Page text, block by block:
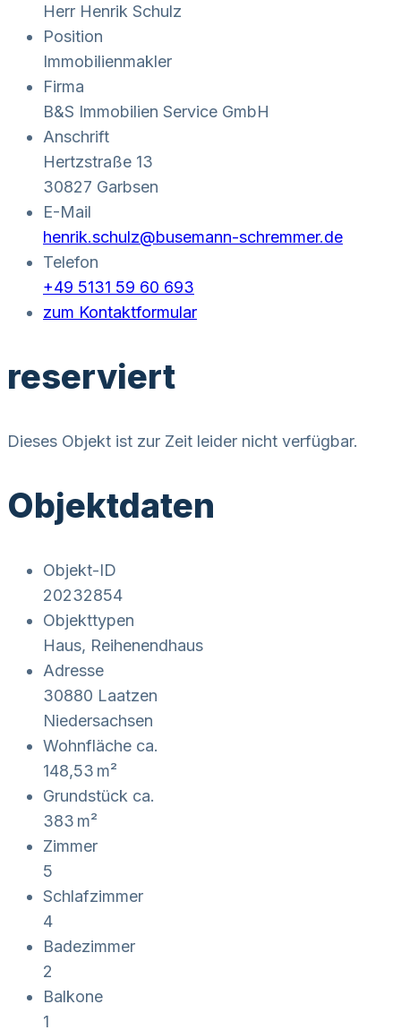
Herr Henrik Schulz
Position
Immobilienmakler
Firma
B&S Immobilien Service GmbH
Anschrift
Hertzstraße 13
30827 Garbsen
E-Mail
henrik.schulz@busemann-schremmer.de
Telefon
+49 5131 59 60 693
zum Kontaktformular
reserviert
Dieses Objekt ist zur Zeit leider nicht verfügbar.
Objektdaten
Objekt-ID
20232854
Objekttypen
Haus, Reihenendhaus
Adresse
30880 Laatzen
Niedersachsen
Wohnfläche ca.
148,53 m²
Grund­stück ca.
383 m²
Zimmer
5
Schlafzimmer
4
Badezimmer
2
Balkone
1